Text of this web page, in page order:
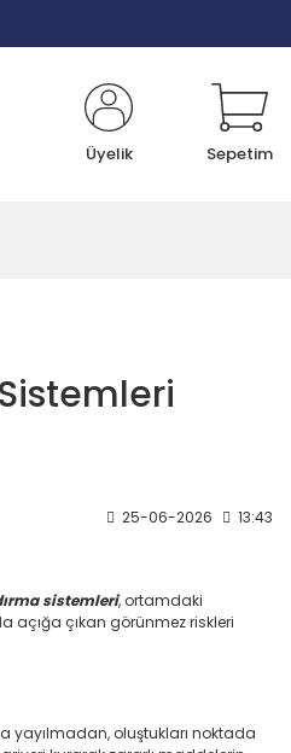
Üyelik Sepetim
25-06-2026 13:43
sistemleri, ortamdaki
açığa çıkan görünmez riskleri
yayılmadan, oluştukları noktada